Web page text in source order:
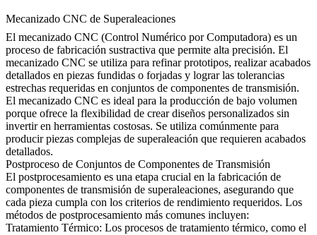
Mecanizado CNC de Superaleaciones
El mecanizado CNC (Control Numérico por Computadora) es un
proceso de fabricación sustractiva que permite alta precisión. El
mecanizado CNC se utiliza para refinar prototipos, realizar acabados
detallados en piezas fundidas o forjadas y lograr las tolerancias
estrechas requeridas en conjuntos de componentes de transmisión.
El mecanizado CNC es ideal para la producción de bajo volumen
porque ofrece la flexibilidad de crear diseños personalizados sin
invertir en herramientas costosas. Se utiliza comúnmente para
producir piezas complejas de superaleación que requieren acabados
detallados.
Postproceso de Conjuntos de Componentes de Transmisión
El postprocesamiento es una etapa crucial en la fabricación de
componentes de transmisión de superaleaciones, asegurando que
cada pieza cumpla con los criterios de rendimiento requeridos. Los
métodos de postprocesamiento más comunes incluyen:
Tratamiento Térmico: Los procesos de tratamiento térmico, como el